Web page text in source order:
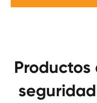
Productos